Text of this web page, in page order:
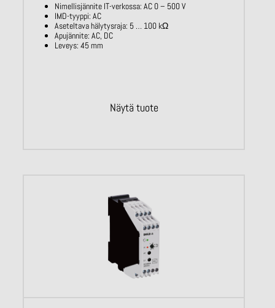
Nimellisjännite IT-verkossa: AC 0 – 500V
IMD-tyyppi: AC
Aseteltava hälytysraja: 5 … 100 kΩ
Apujännite: AC, DC
Leveys: 45 mm
Näytä tuote